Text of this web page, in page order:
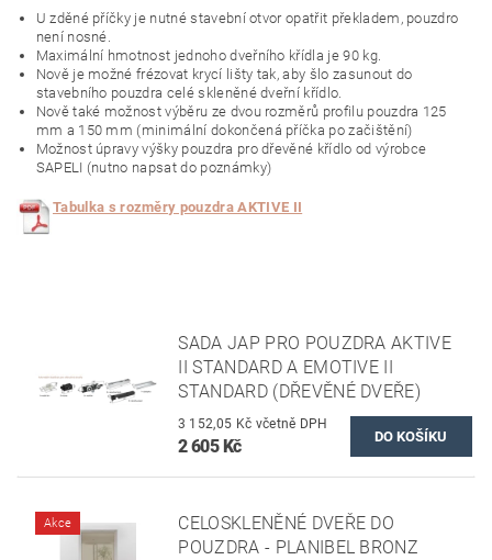
U zděné příčky je nutné stavební otvor opatřit překladem, pouzdro
není nosné.
Maximální hmotnost jednoho dveřního křídla je 90 kg.
Nově je možné frézovat krycí lišty tak, aby šlo zasunout do
stavebního pouzdra celé skleněné dveřní křídlo.
Nově také možnost výběru ze dvou rozměrů profilu pouzdra 125
mm a 150 mm (minimální dokončená příčka po začištění)
Možnost úpravy výšky pouzdra pro dřevěné křídlo od výrobce
SAPELI (nutno napsat do poznámky)
Tabulka s rozměry pouzdra AKTIVE II
SADA JAP PRO POUZDRA AKTIVE
II STANDARD A EMOTIVE II
STANDARD (DŘEVĚNÉ DVEŘE)
3 152,05 Kč včetně DPH
2 605 Kč
Akce
CELOSKLENĚNÉ DVEŘE DO
POUZDRA - PLANIBEL BRONZ